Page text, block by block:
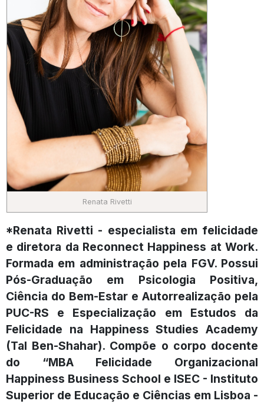
Renata Rivetti
*Renata Rivetti - especialista em felicidade
e diretora da Reconnect Happiness at Work.
Formada em administração pela FGV. Possui
Pós-Graduação em Psicologia Positiva,
Ciência do Bem-Estar e Autorrealização pela
PUC-RS e Especialização em Estudos da
Felicidade na Happiness Studies Academy
(Tal Ben-Shahar). Compõe o corpo docente
do “MBA Felicidade Organizacional
Happiness Business School e ISEC - Instituto
Superior de Educação e Ciências em Lisboa -